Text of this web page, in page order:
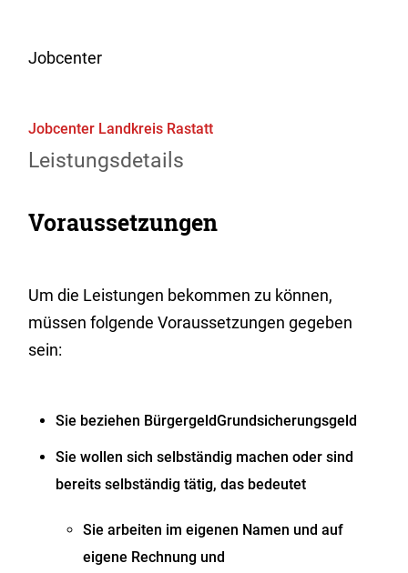
Jobcenter
Jobcenter Landkreis Rastatt
Leistungsdetails
Voraussetzungen
Um die Leistungen bekommen zu können,
müssen folgende Voraussetzungen gegeben
sein:
Sie beziehen BürgergeldGrundsicherungsgeld
Sie wollen sich selbständig machen oder sind
bereits selbständig tätig, das bedeutet
Sie arbeiten im eigenen Namen und auf
eigene Rechnung und